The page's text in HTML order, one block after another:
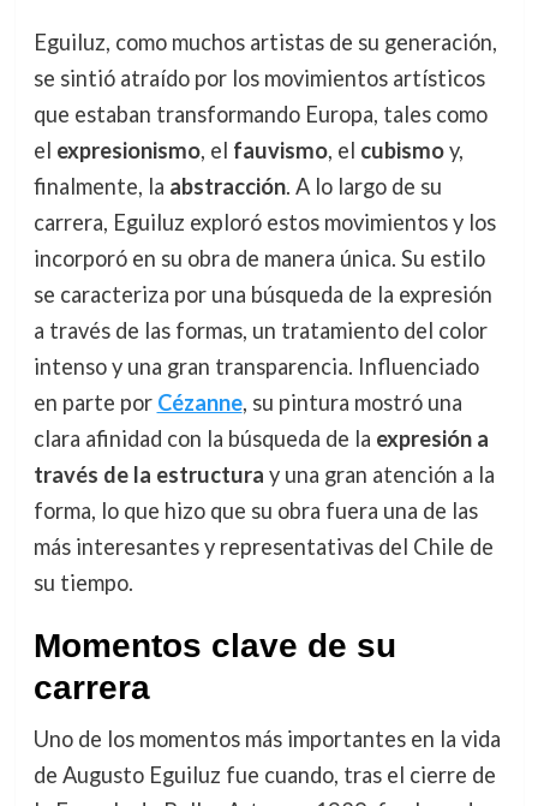
Eguiluz, como muchos artistas de su generación,
se sintió atraído por los movimientos artísticos
que estaban transformando Europa, tales como
el expresionismo, el fauvismo, el cubismoy,
finalmente, la abstracción. A lo largo de su
carrera, Eguiluz exploró estos movimientos y los
incorporó en su obra de manera única. Su estilo
se caracteriza por una búsqueda de la expresión
a través de las formas, un tratamiento del color
intenso y una gran transparencia. Influenciado
en parte por Cézanne, su pintura mostró una
clara afinidad con la búsqueda de la expresión a
través de la estructura y una gran atención a la
forma, lo que hizo que su obra fuera una de las
más interesantes y representativas del Chile de
su tiempo.
Momentos clave de su
carrera
Uno de los momentos más importantes en la vida
de Augusto Eguiluz fue cuando, tras el cierre de